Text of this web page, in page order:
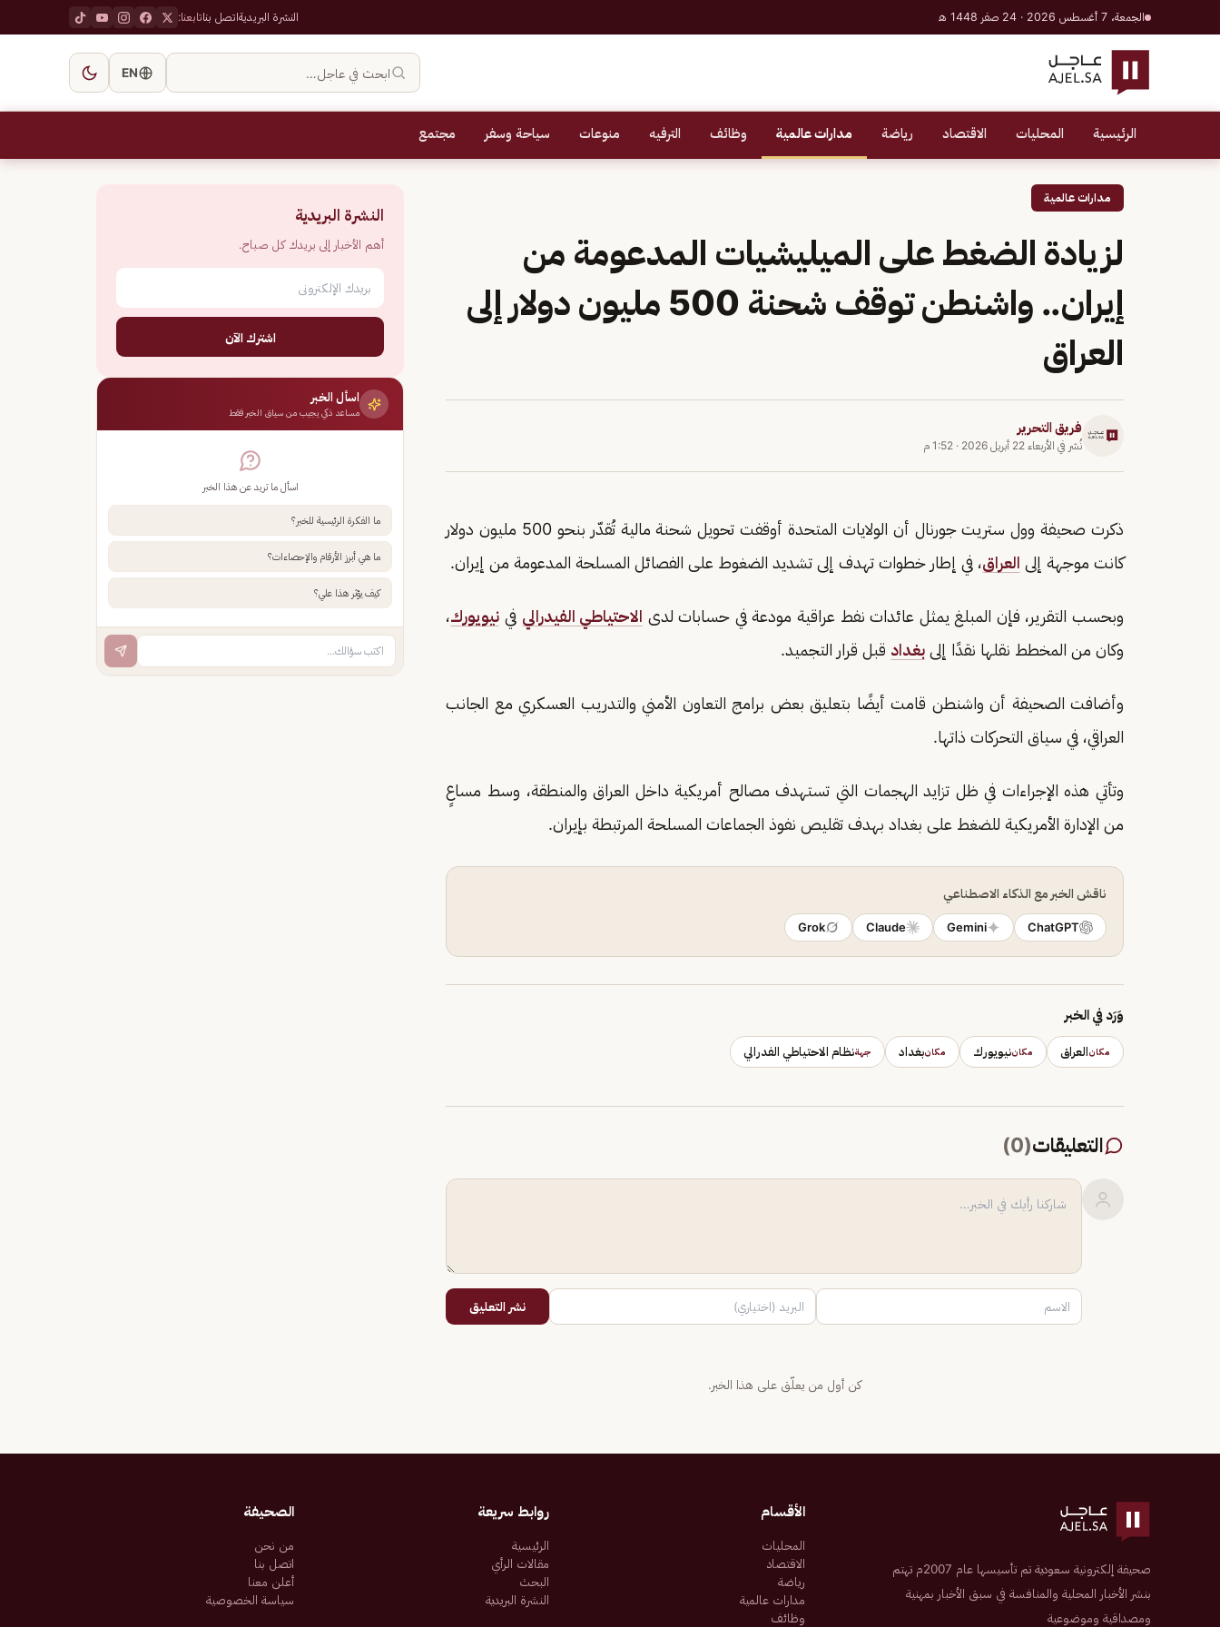
الجمعة، 7 أغسطس 2026 · 24 صفر 1448 هـ النشرة البريديةاتصل بناتابعنا:
ابحث في عاجل… EN
الرئيسية المحليات الاقتصاد رياضة مدارات عالمية وظائف الترفيه منوعات سياحة وسفر مجتمع
مدارات عالمية
لزيادة الضغط على الميليشيات المدعومة من
إيران.. واشنطن توقف شحنة 500 مليون دولار إلى
العراق
فريق التحرير
نُشر في الأربعاء 22 أبريل 2026 · 1:52 م
ذكرت صحيفة وول ستريت جورنال أن الولايات المتحدة أوقفت تحويل شحنة مالية تُقدّر بنحو 500 مليون دولار
كانت موجهة إلى العراق، في إطار خطوات تهدف إلى تشديد الضغوط على الفصائل المسلحة المدعومة من إيران.
وبحسب التقرير، فإن المبلغ يمثل عائدات نفط عراقية مودعة في حسابات لدى الاحتياطي الفيدرالي في نيويورك،
وكان من المخطط نقلها نقدًا إلى بغداد قبل قرار التجميد.
وأضافت الصحيفة أن واشنطن قامت أيضًا بتعليق بعض برامج التعاون الأمني والتدريب العسكري مع الجانب
العراقي، في سياق التحركات ذاتها.
وتأتي هذه الإجراءات في ظل تزايد الهجمات التي تستهدف مصالح أمريكية داخل العراق والمنطقة، وسط مساعٍ
من الإدارة الأمريكية للضغط على بغداد بهدف تقليص نفوذ الجماعات المسلحة المرتبطة بإيران.
ناقش الخبر مع الذكاء الاصطناعي
ChatGPT
Gemini
Claude
Grok
وَرَد في الخبر
مكانالعراق مكاننيويورك مكانبغداد جهةنظام الاحتياطي الفدرالي
التعليقات(
0
)
نشر التعليق
كن أول من يعلّق على هذا الخبر.
النشرة البريدية
أهم الأخبار إلى بريدك كل صباح.
اشترك الآن
اسأل الخبر
مساعد ذكي يجيب من سياق الخبر فقط
اسأل ما تريد عن هذا الخبر
ما الفكرة الرئيسية للخبر؟
ما هي أبرز الأرقام والإحصاءات؟
كيف يؤثر هذا علي؟
صحيفة إلكترونية سعودية تم تأسيسها عام 2007م تهتم
بنشر الأخبار المحلية والمنافسة في سبق الأخبار بمهنية
ومصداقية وموضوعية
الأقسام
المحليات
الاقتصاد
رياضة
مدارات عالمية
وظائف
روابط سريعة
الرئيسية
مقالات الرأي
البحث
النشرة البريدية
الصحيفة
من نحن
اتصل بنا
أعلن معنا
سياسة الخصوصية